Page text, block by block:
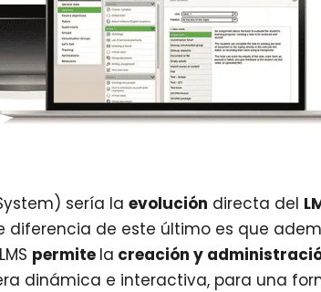
sería laevolución directa del
diferencia de este último es que
permite la creación y
dinámica e interactiva, para una